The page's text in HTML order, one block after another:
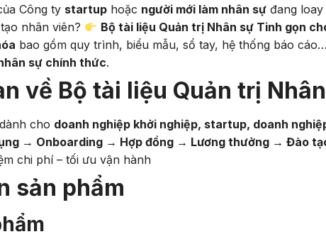
Công ty startup hoặc người mới làm nhân sự đang
nhân viên?
Bộ tài liệu Quản trị Nhân sự Tinh gọn
bao gồm quy trình, biểu mẫu, sổ tay, hệ thống báo
sự chính thức.
về Bộ tài liệu Quản trị
cho doanh nghiệp khởi nghiệp, startup, doanh
→ Onboarding → Hợp đồng → Lương thưởng → Đào
chi phí – tối ưu vận hành
sản phẩm